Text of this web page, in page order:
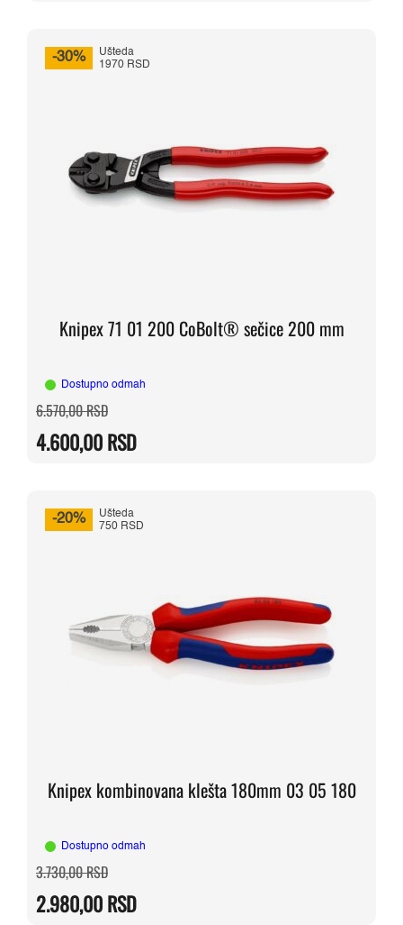
-30%
Ušteda
1970 RSD
Knipex 71 01 200 CoBolt® sečice 200 mm
Dostupno odmah
6.570,00RSDOriginalna
cena
bila:
6.570,00 RSD.
4.600,00RSD
Trenutna
cena
4.600,00 RSD.
-20%
Ušteda
750 RSD
Knipex kombinovana klešta 180mm 03 05 180
Dostupno odmah
3.730,00RSDOriginalna
cena
bila:
3.730,00 RSD.
2.980,00RSD
Trenutna
cena
2.980,00 RSD.